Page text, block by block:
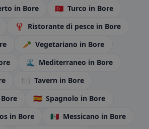
in Bore 🇹🇷 Turco in Bore
🦞 Ristorante di pesce in Bore
🥕 Vegetariano in Bore
🌊 Mediterraneo in Bore
🍽️ Tavern in Bore
🇪🇸 Spagnolo in Bore
in Bore 🇲🇽 Messicano in Bore